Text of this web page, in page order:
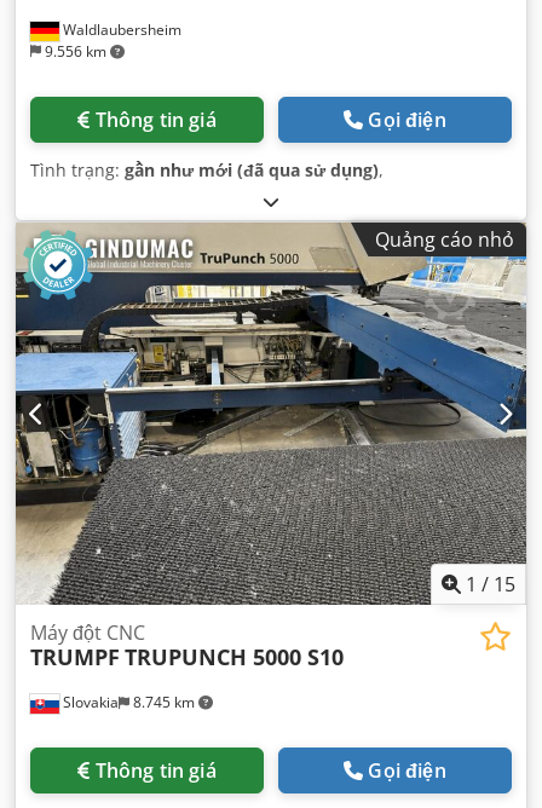
Waldlaubersheim
9.556 km
Thông tin giá Gọi điện
Tình trạng: gần như mới (đã qua sử dụng),
Quảng cáo nhỏ
1 / 15
Slovakia 8.745 km
Máy đột CNC
TRUMPF TRUPUNCH 5000 S10
Thông tin giá Gọi điện